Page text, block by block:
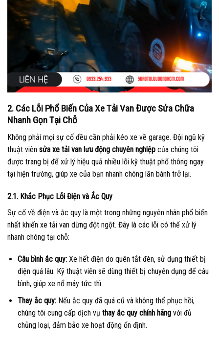
2. Các Lỗi Phổ Biến Của Xe Tải Van Được Sửa Chữa
Nhanh Gọn Tại Chỗ
Không phải mọi sự cố đều cần phải kéo xe về garage. Đội ngũ kỹ
thuật viên sửa xe tải van lưu động chuyên nghiệp của chúng tôi
được trang bị để xử lý hiệu quả nhiều lỗi kỹ thuật phổ thông ngay
tại hiện trường, giúp xe của bạn nhanh chóng lăn bánh trở lại.
2.1. Khắc Phục Lỗi Điện và Ắc Quy
Sự cố về điện và ắc quy là một trong những nguyên nhân phổ biến
nhất khiến xe tải van dừng đột ngột. Đây là các lỗi có thể xử lý
nhanh chóng tại chỗ:
Câu bình ắc quy:Xe hết điện do quên tắt đèn, sử dụng thiết bị
điện quá lâu. Kỹ thuật viên sẽ dùng thiết bị chuyên dụng để câu
bình, giúp xe nổ máy tức thì.
Thay ắc quy:Nếu ắc quy đã quá cũ và không thể phục hồi,
chúng tôi cung cấp dịch vụ thay ắc quy chính hãngvới đủ
chủng loại, đảm bảo xe hoạt động ổn định.